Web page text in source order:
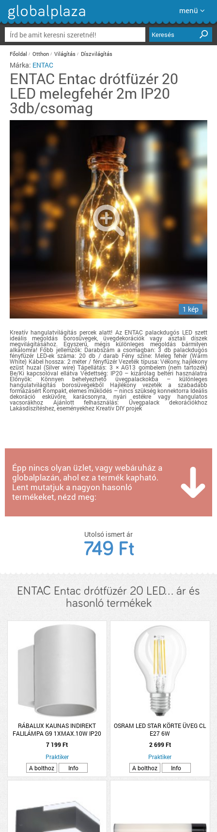
menü
Keresés
Főoldal Otthon Világítás Díszvilágítás
Márka: ENTAC
ENTAC Entac drótfüzér 20
LED melegfehér 2m IP20
3db/csomag
1 kép
Kreatív hangulatvilágítás percek alatt! Az ENTAC palackdugós LED szett
ideális megoldás borosüvegek, üvegdekorációk vagy asztali díszek
megvilágításához. Egyszerű, mégis különleges megoldás bármilyen
alkalomra! Főbb jellemzők: Darabszám a csomagban: 3 db palackdugós
fényfüzér LED-ek száma: 20 db / darab Fény színe: Meleg fehér (Warm
White) Kábel hossza: 2 méter / fényfüzér Vezeték típusa: Vékony, hajlékony
ezüst huzal (Silver wire) Tápellátás: 3 × AG13 gombelem (nem tartozék)
Be/Ki kapcsolóval ellátva Védettség: IP20 – kizárólag beltéri használatra
Előnyök: Könnyen behelyezhető üvegpalackokba – különleges
hangulatvilágítás borosüvegekből Hajlékony vezeték a szabadabb
formázásért Kompakt, elemes működés – nincs szükség konnektorra Ideális
dekoráció esküvőre, karácsonyra, nyári estékre vagy hangulatos
vacsorákhoz Ajánlott felhasználás: Üvegpalack dekorációkhoz
Lakásdíszítéshez, eseményekhez Kreatív DIY projek
Épp nincs olyan üzlet, vagy webáruház a
globalplazán, ahol ez a termék kapható.
Lent mutatjuk a nagyon hasonló
termékeket, nézd meg:
Utolsó ismert ár
749 Ft
ENTAC Entac drótfüzér 20 LED... ár és
hasonló termékek
RÁBALUX KAUNAS INDIREKT
FALILÁMPA G9 1XMAX.10W IP20
8X10CM HENGER FÉM MATT
FEHÉR
7 199 Ft
Praktiker
A bolthoz
Info
OSRAM LED STAR KÖRTE ÜVEG CL
E27 6W
2 699 Ft
Praktiker
A bolthoz
Info